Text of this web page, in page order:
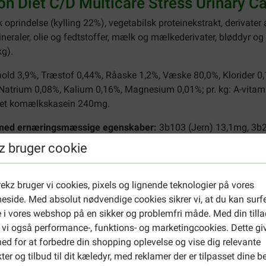
bruger cookie
bruger vi cookies, pixels og lignende teknologier på vores
Med absolut nødvendige cookies sikrer vi, at du kan
i vores webshop på en sikker og problemfri måde. Med din
vi også performance-, funktions- og marketingcookies. Dette
for at forbedre din shopping oplevelse og vise dig relevante
og tilbud til dit kæledyr, med reklamer der er tilpasset dine
(kylling 22%), vegetabilsk proteinekstrakt,
olie og fedtstoffer, mælk og mælkederivater, bløddyr
3,9%, Træstof 0,44%, Råaske 1,2%, Væske 80,0%, Klorider
0,08%, Kalium 0,16%, Magnesium 0,01%; pr. kg: A-
komælkskasein 240mg.
ernæringsmæssige egenskaber: 3b103 (Jern) 13,1mg,
naturlig karamel.
Diet C/D Multicare Stress
(portionsposer 85 g)